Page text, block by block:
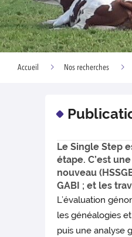
Accueil Nos recherches
Le Single Step
étape. C’est
nouveau
GABI ; et les
L’évaluation
les généalogies
puis une analyse